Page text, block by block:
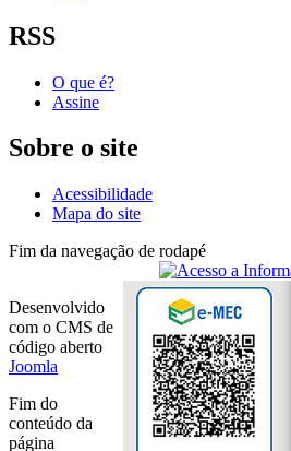
RSS
O que é?
Assine
Sobre o site
Acessibilidade
Mapa do site
Fim da navegação de rodapé
Desenvolvido
com o CMS de
código aberto
Joomla
Fim do
conteúdo da
página